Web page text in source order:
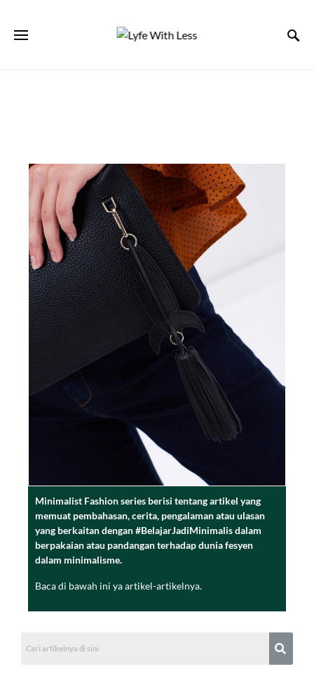
Minimalist Fashion series berisi tentang artikel yang
memuat pembahasan, cerita, pengalaman atau ulasan
yang berkaitan dengan #BelajarJadiMinimalis dalam
berpakaian atau pandangan terhadap dunia fesyen
dalam minimalisme.
Baca di bawah ini ya artikel-artikelnya.